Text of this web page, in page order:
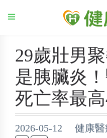
29歲壯男
是胰臟炎
死亡率最
2026-05-12 健康醫